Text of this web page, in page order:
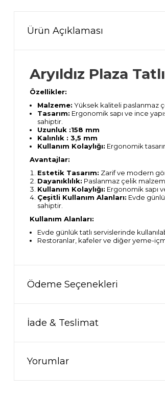
Ürün Açıklaması
Aryıldız Plaza
Özellikler:
Malzeme: Yüksek kaliteli paslanmaz
Tasarım: Ergonomik sapı ve ince
sahiptir.
Uzunluk :158 mm
Kalınlık : 3,5 mm
Kullanım Kolaylığı: Ergonomik
Avantajlar:
Estetik Tasarım: Zarif ve modern
Dayanıklılık: Paslanmaz çelik
Kullanım Kolaylığı: Ergonomik sapı
Çeşitli Kullanım Alanları: Evde
sahiptir.
Kullanım Alanları:
Evde günlük tatlı servislerinde
Restoranlar, kafeler ve diğer yeme-
Ödeme Seçenekleri
İade & Teslimat
Yorumlar